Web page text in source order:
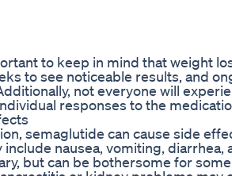
to keep in mind that weight
to see noticeable results, and
not everyone will
responses to the
semaglutide can cause side
nausea, vomiting,
but can be bothersome for